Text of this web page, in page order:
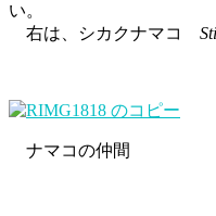
い。
右は、シカクナマコ
ナマコの仲間